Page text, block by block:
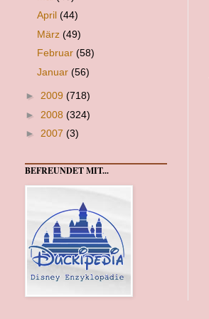
April (44)
März (49)
Februar (58)
Januar (56)
► 2009 (718)
► 2008 (324)
► 2007 (3)
BEFREUNDET MIT...